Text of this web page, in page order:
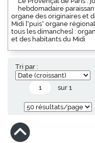
hebdomadaire
organe des originaires et
Midi ["puis" organe
tous les dimanches] :
et des habitants du Midi
Tri par :
sur 1